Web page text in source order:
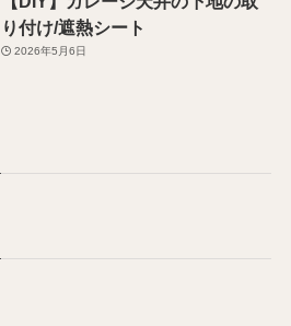
り付け/遮熱シート
2026年5月6日